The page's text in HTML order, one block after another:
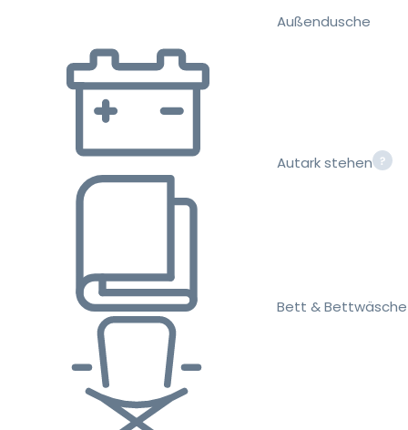
Außendusche
Autark stehen
Bett & Bettwäsche